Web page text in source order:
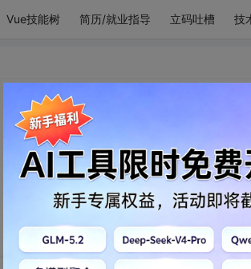
Vue技能树 简历/就业指导 立码吐槽 技